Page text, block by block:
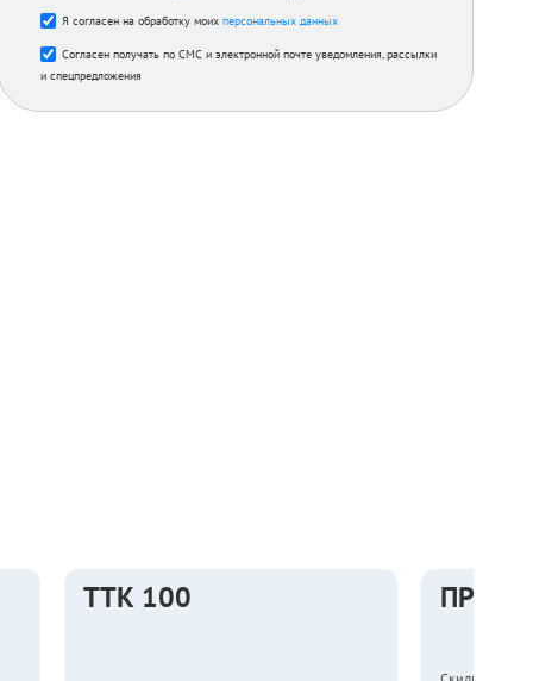
Я согласен на обработку моих персональных данных
Согласен получать по СМС и электронной почте уведомления, рассылки
и спецпредложения
ТТК 100 ПРО